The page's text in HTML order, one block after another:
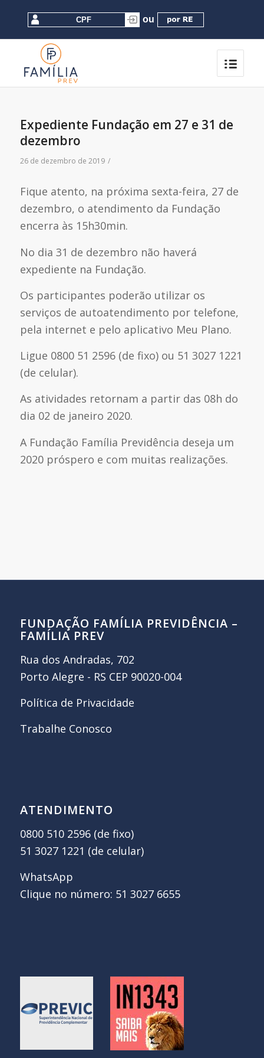
Expediente Fundação em 27 e 31 de
dezembro
26 de dezembro de 2019 /
Fique atento, na próxima sexta-feira, 27 de
dezembro, o atendimento da Fundação
encerra às 15h30min.
No dia 31 de dezembro não haverá
expediente na Fundação.
Os participantes poderão utilizar os
serviços de autoatendimento por telefone,
pela internet e pelo aplicativo Meu Plano.
Ligue 0800 51 2596 (de fixo) ou 51 3027 1221
(de celular).
As atividades retornam a partir das 08h do
dia 02 de janeiro 2020.
A Fundação Família Previdência deseja um
2020 próspero e com muitas realizações.
FUNDAÇÃO FAMÍLIA PREVIDÊNCIA –
FAMÍLIA PREV
Rua dos Andradas, 702
Porto Alegre - RS CEP 90020-004
Política de Privacidade
Trabalhe Conosco
ATENDIMENTO
0800 510 2596 (de fixo)
51 3027 1221 (de celular)
WhatsApp
Clique no número: 51 3027 6655